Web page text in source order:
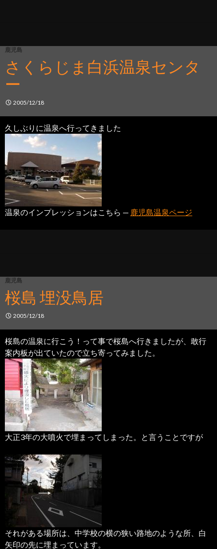
鹿児島
さくらじま白浜温泉センタ
ー
2005/12/18
久しぶりに温泉へ行ってきました
温泉のインプレッションはこちら — 鹿児島温泉ページ
鹿児島
桜島 埋没鳥居
2005/12/18
桜島の温泉に行こう！って事で桜島へ行きましたが、敢行
案内板が出ていたので立ち寄ってみました。
大正3年の大噴火で埋まってしまった。と言うことですが
それがある場所は、中学校の横の狭い路地のような所、白
矢印の先に埋まっています。